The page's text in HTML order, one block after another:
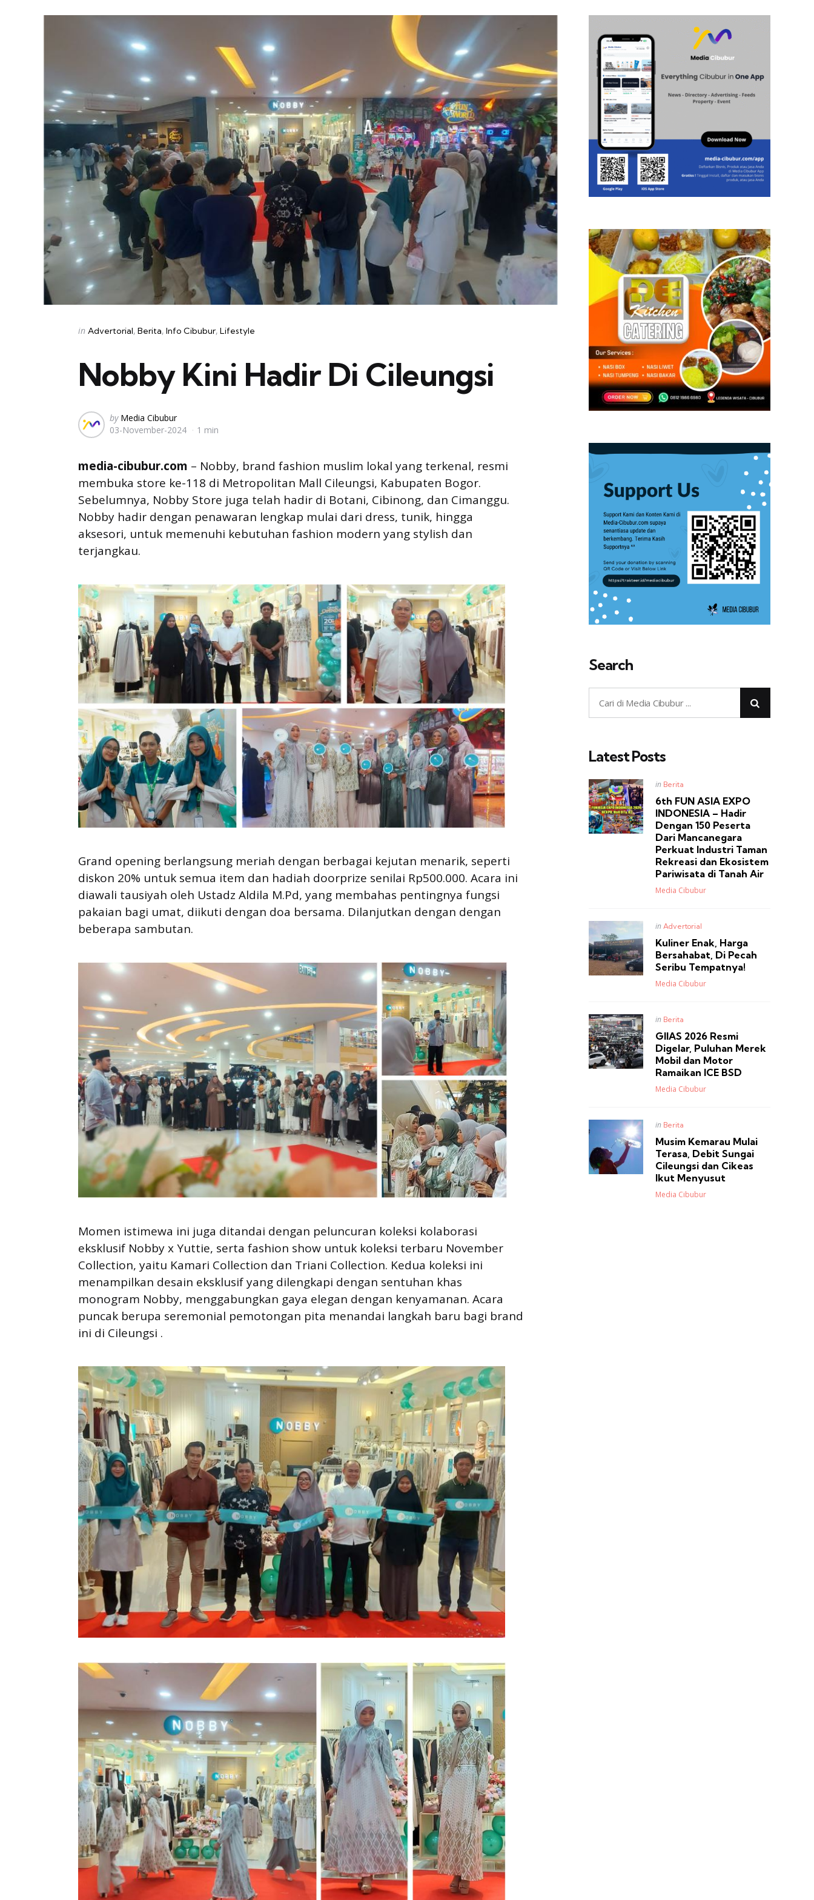
Categories
Posted
in Advertorial Berita Info Cibubur Lifestyle
Nobby Kini Hadir Di Cileungsi
Posted
by
by Media Cibubur
03-November-2024
1 min
media-cibubur.com – Nobby, brand fashion muslim lokal yang terkenal, resmi
membuka store ke-118 di Metropolitan Mall Cileungsi, Kabupaten Bogor.
Sebelumnya, Nobby Store juga telah hadir di Botani, Cibinong, dan Cimanggu.
Nobby hadir dengan penawaran lengkap mulai dari dress, tunik, hingga
aksesori, untuk memenuhi kebutuhan fashion modern yang stylish dan
terjangkau.
Grand opening berlangsung meriah dengan berbagai kejutan menarik, seperti
diskon 20% untuk semua item dan hadiah doorprize senilai Rp500.000. Acara ini
diawali tausiyah oleh Ustadz Aldila M.Pd, yang membahas pentingnya fungsi
pakaian bagi umat, diikuti dengan doa bersama. Dilanjutkan dengan dengan
beberapa sambutan.
Momen istimewa ini juga ditandai dengan peluncuran koleksi kolaborasi
eksklusif Nobby x Yuttie, serta fashion show untuk koleksi terbaru November
Collection, yaitu Kamari Collection dan Triani Collection. Kedua koleksi ini
menampilkan desain eksklusif yang dilengkapi dengan sentuhan khas
monogram Nobby, menggabungkan gaya elegan dengan kenyamanan. Acara
puncak berupa seremonial pemotongan pita menandai langkah baru bagi brand
ini di Cileungsi .
Search
Latest Posts
Posted
in
in Berita
6th FUN ASIA EXPO
INDONESIA – Hadir
Dengan 150 Peserta
Dari Mancanegara
Perkuat Industri Taman
Rekreasi dan Ekosistem
Pariwisata di Tanah Air
Posted
Media Cibubur
Posted
in Advertorial
Kuliner Enak, Harga
Bersahabat, Di Pecah
Seribu Tempatnya!
Posted
Media Cibubur
Posted
in Berita
GIIAS 2026 Resmi
Digelar, Puluhan Merek
Mobil dan Motor
Ramaikan ICE BSD
Posted
Media Cibubur
Posted
in Berita
Musim Kemarau Mulai
Terasa, Debit Sungai
Cileungsi dan Cikeas
Ikut Menyusut
Posted
Media Cibubur